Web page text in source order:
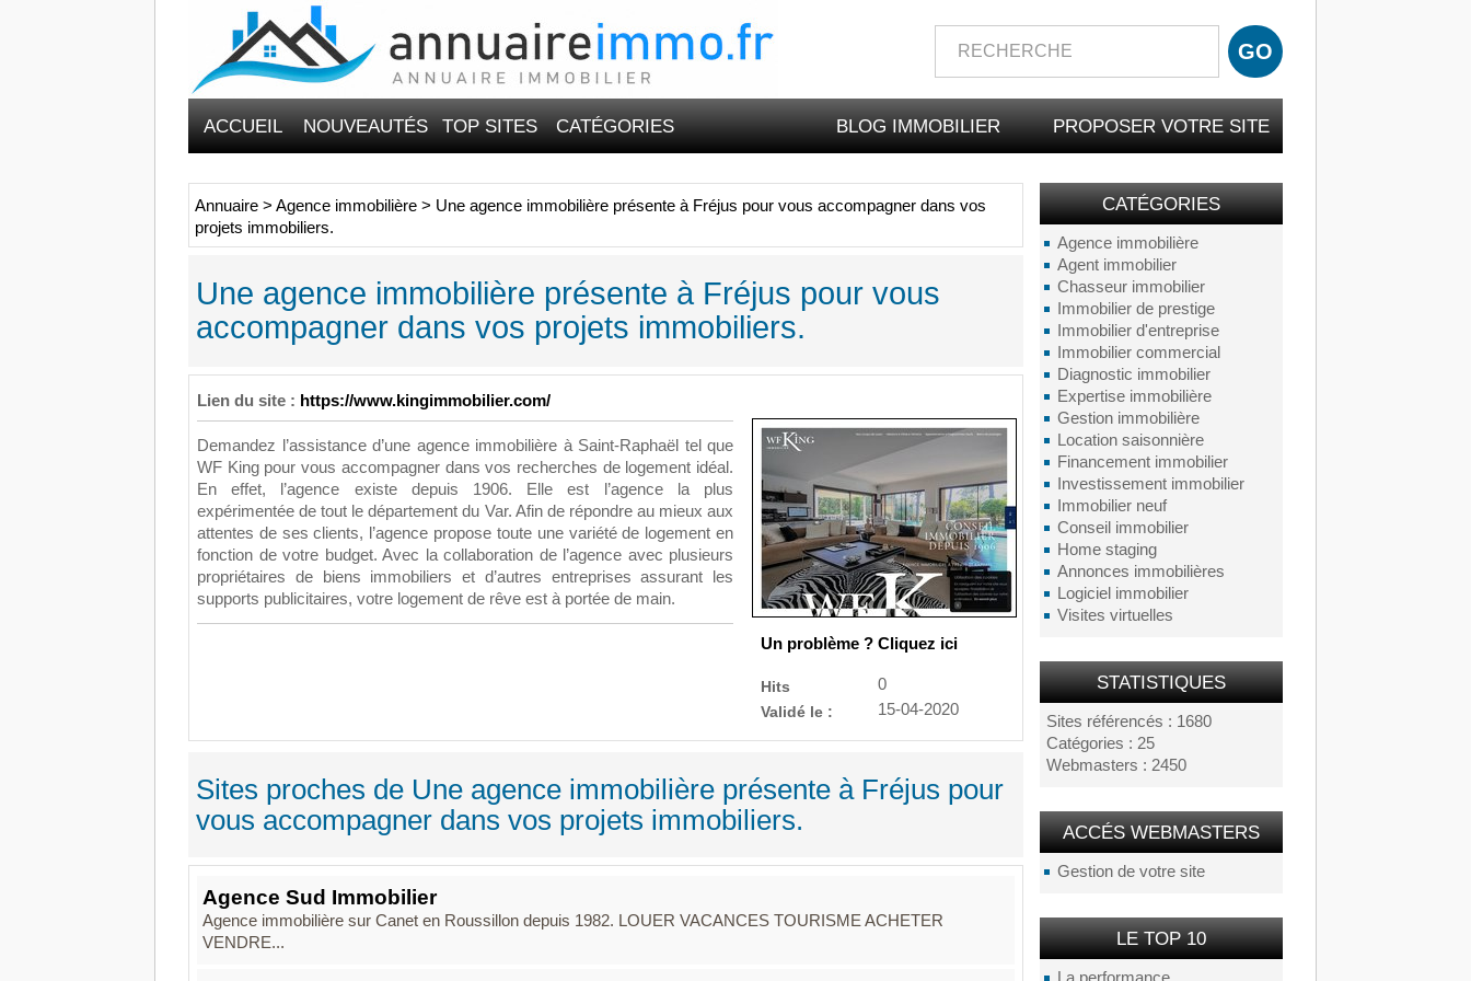
ACCUEIL NOUVEAUTÉS TOP SITES CATÉGORIES PROPOSER VOTRE SITE
BLOG IMMOBILIER
CATÉGORIES
Agence immobilière
Agent immobilier
Chasseur immobilier
Immobilier de prestige
Immobilier d'entreprise
Immobilier commercial
Diagnostic immobilier
Expertise immobilière
Gestion immobilière
Location saisonnière
Financement immobilier
Investissement immobilier
Immobilier neuf
Conseil immobilier
Home staging
Annonces immobilières
Logiciel immobilier
Visites virtuelles
STATISTIQUES
Sites référencés : 1680
Catégories : 25
Webmasters : 2450
ACCÉS WEBMASTERS
Gestion de votre site
LE TOP 10
Annuaire > Agence immobilière > Une agence immobilière présente à Fréjus pour vous accompagner dans vos
projets immobiliers.
Une agence immobilière présente à Fréjus pour vous
accompagner dans vos projets immobiliers.
Lien du site : https://www.kingimmobilier.com/
Demandez l’assistance d’une agence immobilière à Saint-Raphaël tel que
WF King pour vous accompagner dans vos recherches de logement idéal.
En effet, l’agence existe depuis 1906. Elle est l’agence la plus
expérimentée de tout le département du Var. Afin de répondre au mieux aux
attentes de ses clients, l’agence propose toute une variété de logement en
fonction de votre budget. Avec la collaboration de l’agence avec plusieurs
propriétaires de biens immobiliers et d’autres entreprises assurant les
supports publicitaires, votre logement de rêve est à portée de main.
Un problème ? Cliquez ici
Hits
0
Validé le :
15-04-2020
Sites proches de Une agence immobilière présente à Fréjus pour
vous accompagner dans vos projets immobiliers.
Agence Sud Immobilier
Agence immobilière sur Canet en Roussillon depuis 1982. LOUER VACANCES TOURISME ACHETER
VENDRE...